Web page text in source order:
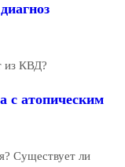
из КВД?
с атопическим
Существует ли